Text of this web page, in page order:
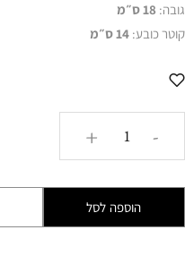
גובה: 18 ס״מ
קוטר כובע: 14 ס״מ
-
+
הוספה לסל